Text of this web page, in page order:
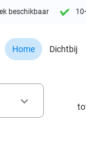
beschikbaar
Home Dichtbij
keyboard_arrow_down